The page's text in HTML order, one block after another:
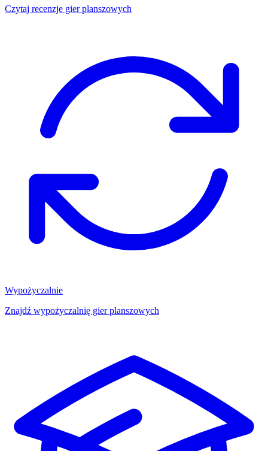
Czytaj recenzje gier planszowych
Wypożyczalnie
Znajdź wypożyczalnię gier planszowych